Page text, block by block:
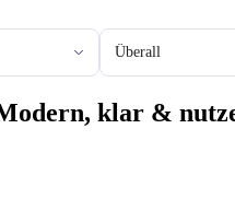
Stadt oder Region
klar &